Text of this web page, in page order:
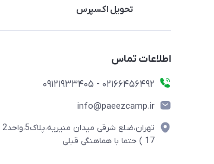
تحویل اکسپرس
اطلاعات تماس
02166456492 - 09121933405
info@paeezcamp.ir
17 ) حتما با هماهنگی قبلی